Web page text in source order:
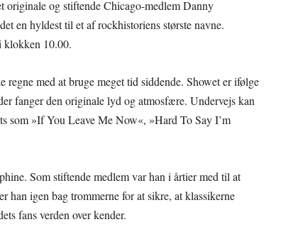
originale og stiftende Chicago-medlem Danny
en hyldest til et af rockhistoriens største navne.
klokken 10.00.
med at bruge meget tid siddende. Showet er ifølge
fanger den originale lyd og atmosfære. Undervejs kan
som »If You Leave Me Now«, »Hard To Say I’m
Som stiftende medlem var han i årtier med til at
han igen bag trommerne for at sikre, at klassikerne
fans verden over kender.